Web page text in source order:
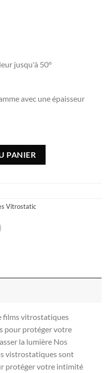
jusqu'à 50°
avec une épaisseur
PANIER
Vitrostatic
films vitrostatiques
pour protéger votre
la lumière Nos
vistrostatiques sont
protéger votre intimité